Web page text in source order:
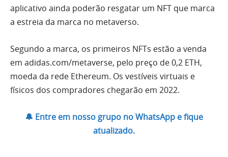
aplicativo ainda poderão resgatar um NFT que marca
a estreia da marca no metaverso.
Segundo a marca, os primeiros NFTs estão a venda
em adidas.com/metaverse, pelo preço de 0,2 ETH,
moeda da rede Ethereum. Os vestíveis virtuais e
físicos dos compradores chegarão em 2022.
🔔 Entre em nosso grupo no WhatsApp e fique
atualizado.